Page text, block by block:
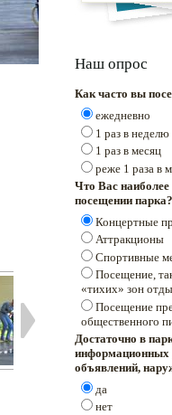
Наш опрос
Как часто вы
ежедневно
1 раз в неделю
1 раз в месяц
реже 1 раза в
Что Вас наиболее
посещении парка?
Концертные
Аттракционы
Спортивные
Посещение,
«тихих» зон
Посещение
общественного
Достаточно в
информационных
объявлений,
да
нет